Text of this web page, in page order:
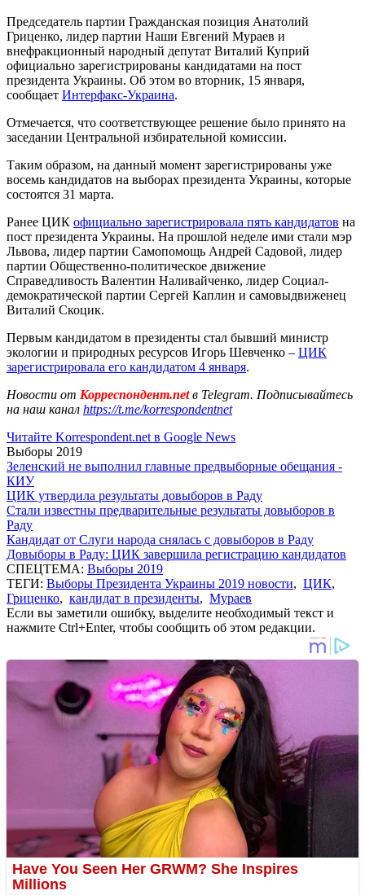
Председатель партии Гражданская позиция Анатолий
Гриценко, лидер партии Наши Евгений Мураев и
внефракционный народный депутат Виталий Куприй
официально зарегистрированы кандидатами на пост
президента Украины. Об этом во вторник, 15 января,
сообщает Интерфакс-Украина.
Отмечается, что соответствующее решение было принято на
заседании Центральной избирательной комиссии.
Таким образом, на данный момент зарегистрированы уже
восемь кандидатов на выборах президента Украины, которые
состоятся 31 марта.
Ранее ЦИК официально зарегистрировала пять кандидатов на
пост президента Украины. На прошлой неделе ими стали мэр
Львова, лидер партии Самопомощь Андрей Садовой, лидер
партии Общественно-политическое движение
Справедливость Валентин Наливайченко, лидер Социал-
демократической партии Сергей Каплин и самовыдвиженец
Виталий Скоцик.
Первым кандидатом в президенты стал бывший министр
экологии и природных ресурсов Игорь Шевченко – ЦИК
зарегистрировала его кандидатом 4 января.
Новости от Корреспондент.netв Telegram. Подписывайтесь
на наш канал https://t.me/korrespondentnet
Читайте Korrespondent.net в Google News
Выборы 2019
Зеленский не выполнил главные предвыборные обещания -
КИУ
ЦИК утвердила результаты довыборов в Раду
Стали известны предварительные результаты довыборов в
Раду
Кандидат от Слуги народа снялась с довыборов в Раду
Довыборы в Раду: ЦИК завершила регистрацию кандидатов
СПЕЦТЕМА: Выборы 2019
ТЕГИ: Выборы Президента Украины 2019 новости, ЦИК,
Гриценко, кандидат в президенты, Мураев
Если вы заметили ошибку, выделите необходимый текст и
нажмите Ctrl+Enter, чтобы сообщить об этом редакции.